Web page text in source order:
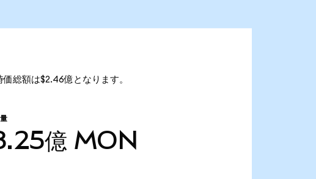
総額は$2.46億となります。
億 MON